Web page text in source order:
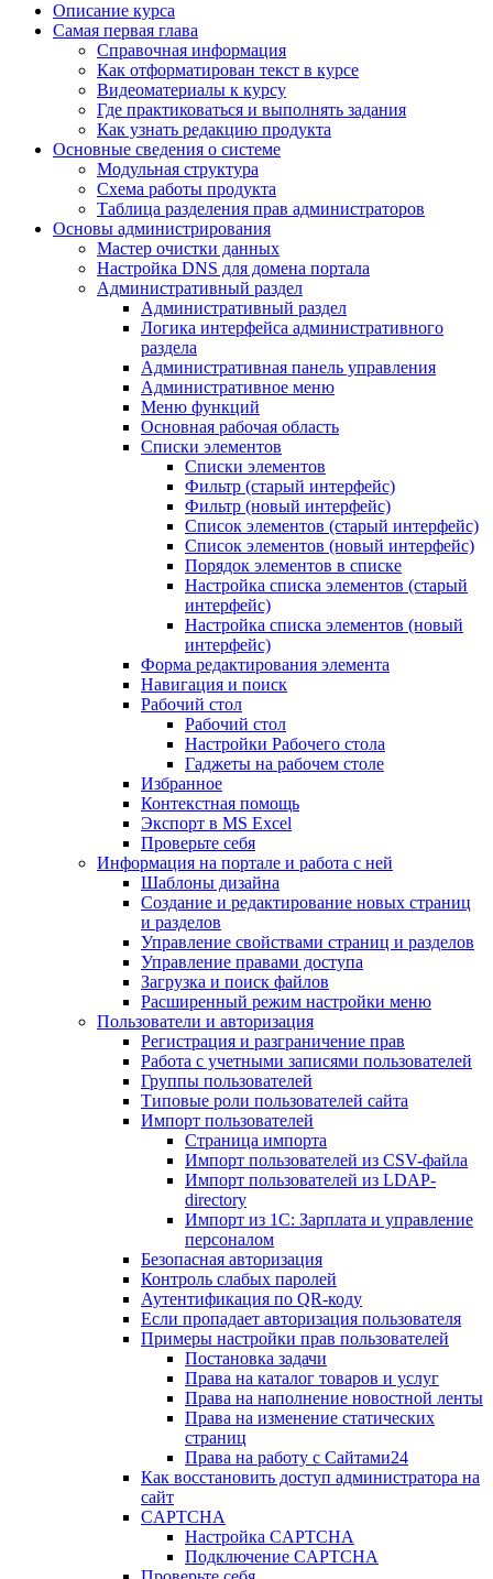
Описание курса
Самая первая глава
Справочная информация
Как отформатирован текст в курсе
Видеоматериалы к курсу
Где практиковаться и выполнять задания
Как узнать редакцию продукта
Основные сведения о системе
Модульная структура
Схема работы продукта
Таблица разделения прав администраторов
Основы администрирования
Мастер очистки данных
Настройка DNS для домена портала
Административный раздел
Административный раздел
Логика интерфейса административного
раздела
Административная панель управления
Административное меню
Меню функций
Основная рабочая область
Списки элементов
Списки элементов
Фильтр (старый интерфейс)
Фильтр (новый интерфейс)
Список элементов (старый интерфейс)
Список элементов (новый интерфейс)
Порядок элементов в списке
Настройка списка элементов (старый
интерфейс)
Настройка списка элементов (новый
интерфейс)
Форма редактирования элемента
Навигация и поиск
Рабочий стол
Рабочий стол
Настройки Рабочего стола
Гаджеты на рабочем столе
Избранное
Контекстная помощь
Экспорт в MS Excel
Проверьте себя
Информация на портале и работа с ней
Шаблоны дизайна
Создание и редактирование новых страниц
и разделов
Управление свойствами страниц и разделов
Управление правами доступа
Загрузка и поиск файлов
Расширенный режим настройки меню
Пользователи и авторизация
Регистрация и разграничение прав
Работа с учетными записями пользователей
Группы пользователей
Типовые роли пользователей сайта
Импорт пользователей
Страница импорта
Импорт пользователей из CSV-файла
Импорт пользователей из LDAP-
directory
Импорт из 1С: Зарплата и управление
персоналом
Безопасная авторизация
Контроль слабых паролей
Аутентификация по QR-коду
Если пропадает авторизация пользователя
Примеры настройки прав пользователей
Постановка задачи
Права на каталог товаров и услуг
Права на наполнение новостной ленты
Права на изменение статических
страниц
Права на работу с Сайтами24
Как восстановить доступ администратора на
сайт
CAPTCHA
Настройка CAPTCHA
Подключение CAPTCHA